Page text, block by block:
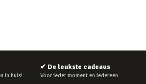
in huis!
✔ De leukste cadeaus
Voor ieder moment en iedereen